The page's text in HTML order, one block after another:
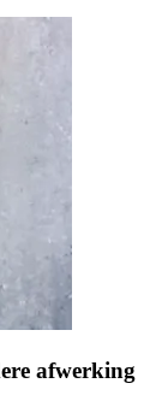
afwerking